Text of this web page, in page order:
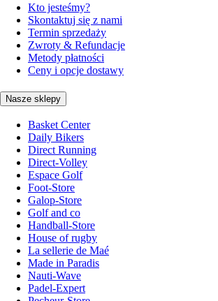
Kto jesteśmy?
Skontaktuj się z nami
Termin sprzedaży
Zwroty & Refundacje
Metody płatności
Ceny i opcje dostawy
Nasze sklepy
Basket Center
Daily Bikers
Direct Running
Direct-Volley
Espace Golf
Foot-Store
Galop-Store
Golf and co
Handball-Store
House of rugby
La sellerie de Maé
Made in Paradis
Nauti-Wave
Padel-Expert